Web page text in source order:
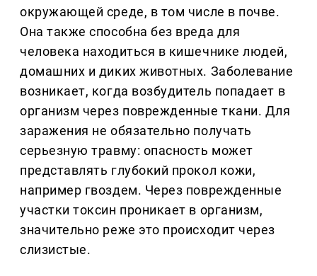
окружающей среде, в том числе в почве.
Она также способна без вреда для
человека находиться в кишечнике людей,
домашних и диких животных. Заболевание
возникает, когда возбудитель попадает в
организм через поврежденные ткани. Для
заражения не обязательно получать
серьезную травму: опасность может
представлять глубокий прокол кожи,
например гвоздем. Через поврежденные
участки токсин проникает в организм,
значительно реже это происходит через
слизистые.